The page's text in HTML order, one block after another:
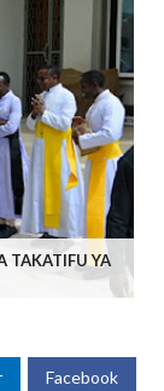
TAKATIFU YA
Facebook